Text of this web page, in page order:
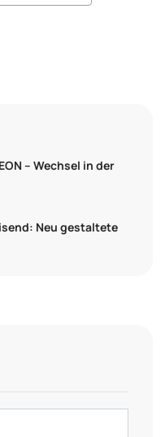
– Wechsel in der
Neu gestaltete